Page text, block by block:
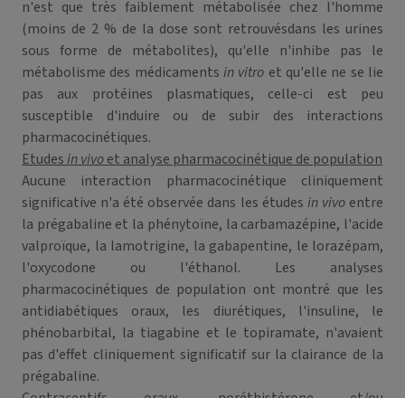
n'est que très faiblement métabolisée chez l'homme
(moins de 2 % de la dose sont retrouvésdans les urines
sous forme de métabolites), qu'elle n'inhibe pas le
métabolisme des médicaments in vitro et qu'elle ne se lie
pas aux protéines plasmatiques, celle-ci est peu
susceptible d'induire ou de subir des interactions
pharmacocinétiques.
Etudesin vivoet analyse pharmacocinétique de population
Aucune interaction pharmacocinétique cliniquement
significative n'a été observée dans les études in vivo entre
la prégabaline et la phénytoïne, la carbamazépine, l'acide
valproïque, la lamotrigine, la gabapentine, le lorazépam,
l'oxycodone ou l'éthanol. Les analyses
pharmacocinétiques de population ont montré que les
antidiabétiques oraux, les diurétiques, l'insuline, le
phénobarbital, la tiagabine et le topiramate, n'avaient
pas d'effet cliniquement significatif sur la clairance de la
prégabaline.